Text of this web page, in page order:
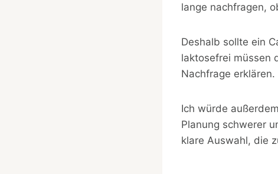
lange nachfragen,
Deshalb sollte ein
laktosefrei müssen
Nachfrage erklären.
Ich würde
Planung schwerer
klare Auswahl, die